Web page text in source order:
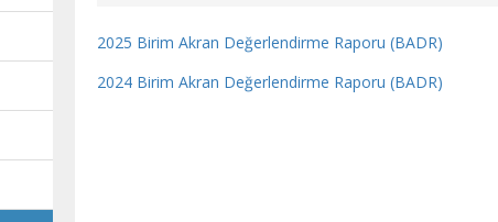
2025 Birim Akran Değerlendirme Raporu (BADR)
2024 Birim Akran Değerlendirme Raporu (BADR)